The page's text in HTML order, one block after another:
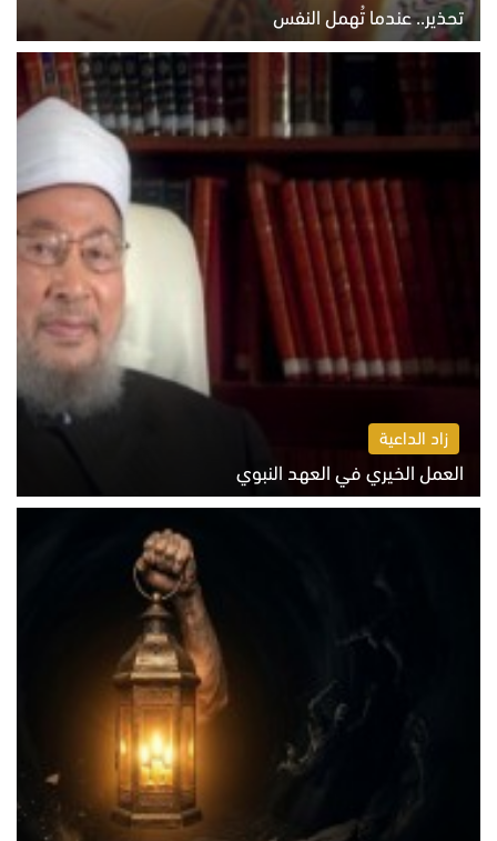
تحذير.. عندما تُهمل النفس
الاثنين 10 أغسطس 2026 11:11 ص
زاد الداعية
العمل الخيري في العهد النبوي
الاثنين 10 أغسطس 2026 10:55 ص